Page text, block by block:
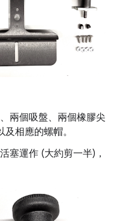
兩個吸盤、兩個橡膠尖
相應的螺帽。
塞運作 (大約剪一半)，